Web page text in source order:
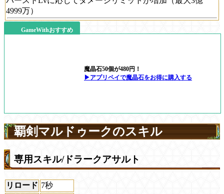
4999万）
GameWithおすすめ
魔晶石50個が480円！
▶アプリペイで魔晶石をお得に購入する
覇剣マルドゥークのスキル
専用スキル/ドラークアサルト
リロード 7秒